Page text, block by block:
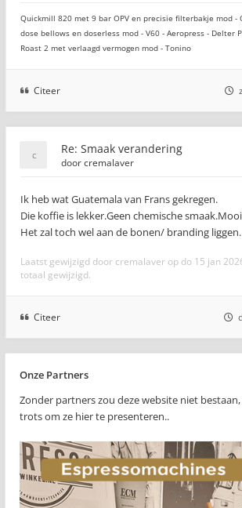
Quickmill 820 met 9 bar OPV en precisie filterbakje mod -
dose bellows en doserless mod - V60 - Aeropress - Delter
Roast 2 met verlaagd vermogen mod - Tonino
Citeer
Re: Smaak verandering
doorcremalaver
Ik heb wat Guatemala van Frans gekregen.
Die koffie is lekker.Geen chemische
Het zal toch wel aan de bonen/ branding liggen.
Laatst gewijzigd door cremalaver op do 15 jan
totaal gewijzigd.
Citeer
Onze Partners
Zonder partners zou deze website niet
trots om ze hier te presenteren..